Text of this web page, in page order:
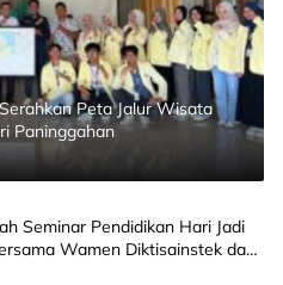
Peta Jalur Wisata
Paninggahan
Seminar Pendidikan Hari Jadi
Wamen Diktisainstek dan